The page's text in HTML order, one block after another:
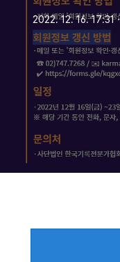
2022. 12. 16. 17:31